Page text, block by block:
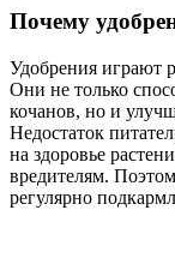
Почему
Удобрения играют
Они не только
кочанов, но и
Недостаток
на здоровье
вредителям.
регулярно